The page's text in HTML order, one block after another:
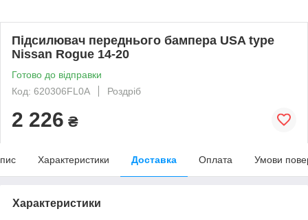
Підсилювач переднього бампера USA type
Nissan Rogue 14-20
Готово до відправки
Код: 620306FL0A
Роздріб
2 226 ₴
Характеристики Доставка Оплата Умови
Характеристики